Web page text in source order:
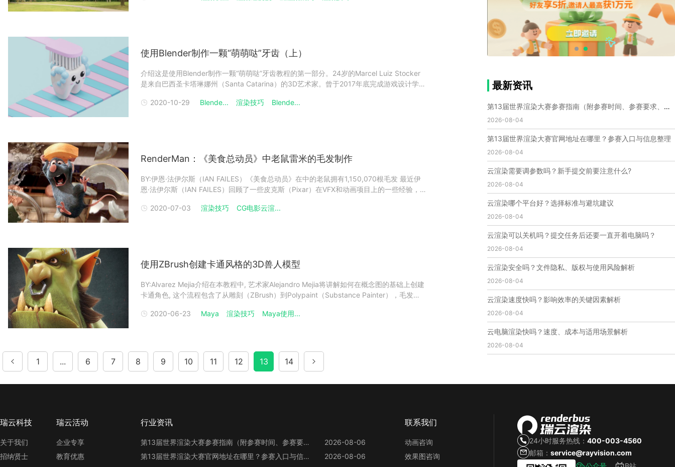
使用Blender制作一颗“萌萌哒”牙齿（上）
介绍这是使用Blender制作一颗“萌萌哒”牙齿教程的第一部分。24岁的Marcel Luiz Stocker
是来自巴西圣卡塔琳娜州（Santa Catarina）的3D艺术家。曾于2017年底完成游戏设计学士
的制作和渲染器的使用方式更符合他
2020-10-29 Blende... 渲染技巧 Blende...
RenderMan：《美食总动员》中老鼠雷米的毛发制作
BY:伊恩·法伊尔斯（IAN FAILES）《美食总动员》在中的老鼠拥有1,150,070根毛发 最近伊
恩·法伊尔斯（IAN FAILES）回顾了一些皮克斯（Pixar）在VFX和动画项目上的一些经验，多
员》的影片制作，皮克斯面对的最重要的挑战就是
2020-07-03 渲染技巧 CG电影云渲...
使用ZBrush创建卡通风格的3D兽人模型
BY:Alvarez Mejia介绍在本教程中, 艺术家Alejandro Mejia将讲解如何在概念图的基础上创建
卡通角色, 这个流程包含了从雕刻（ZBrush）到Polypaint（Substance Painter），毛发
开始是主
2020-06-23 Maya 渲染技巧 Maya使用...
1 ... 6 7 8 9 10 11 12 13 14
成都动画渲染
免费渲染农场
网络渲染农场
个人渲染农场
小型渲染农场
自建渲染农场
视频渲染农场
渲染农场软件
cpu渲染农场
渲染农场费用
渲染农场下载
模型软件
建模渲染软件
三维建模渲染
3d建模渲染
云渲染农场
C4D渲染农场
渲染农场收费
云渲染农场价格
瑞云渲染农场价格
动画渲染农场
第十一届世界渲染大赛
世界渲染大赛时间
世界渲染大赛官网
国际渲染大赛
国际渲染大赛排名
世界渲染大赛软件
瑞云官网
瑞云科技 端云
瑞云渲染官网
网络渲染软件
云渲染服务
云渲染怎么收费
云渲染怎么用
云渲染技术
云渲染原理 云渲染插件
云渲染软件
云渲染引擎
云渲染主机
云渲染软件厂家
免费云渲染
云渲染网站
云渲染收费 云渲染厂家
云渲染厂商
瑞云渲染大赛
3d渲染大赛
CG动画渲染大赛
瑞云渲染大赛报名页
瑞云渲染大赛奖项
瑞云渲染大赛历届大赛回顾
云渲染电脑
云渲染配置 云主机渲染
视频云渲染
实时渲染云
最新资讯
第13届世界渲染大赛参赛指南（附参赛时间、参赛要求、赛事奖励等）
2026-08-04
第13届世界渲染大赛官网地址在哪里？参赛入口与信息整理
2026-08-04
云渲染需要调参数吗？新手提交前要注意什么?
2026-08-04
云渲染哪个平台好？选择标准与避坑建议
2026-08-04
云渲染可以关机吗？提交任务后还要一直开着电脑吗？
2026-08-04
云渲染安全吗？文件隐私、版权与使用风险解析
2026-08-04
云渲染速度快吗？影响效率的关键因素解析
2026-08-04
云电脑渲染快吗？速度、成本与适用场景解析
2026-08-04
瑞云科技
关于我们
招纳贤士
瑞云活动
企业专享
教育优惠
行业资讯
第13届世界渲染大赛参赛指南（附参赛时间、参赛要求、赛事奖励等）
2026-08-06
第13届世界渲染大赛官网地址在哪里？参赛入口与信息整理
2026-08-06
联系我们
动画咨询
效果图咨询
24小时服务热线：400-003-4560
邮箱：service@rayvision.com